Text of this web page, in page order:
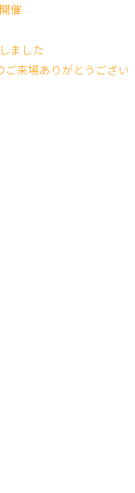
催
ました
ご来場ありがとうござい